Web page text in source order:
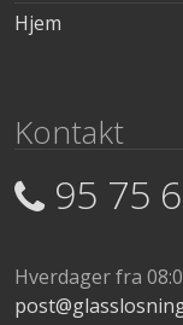
Hjem
Kontakt
95 75
Hverdager fra